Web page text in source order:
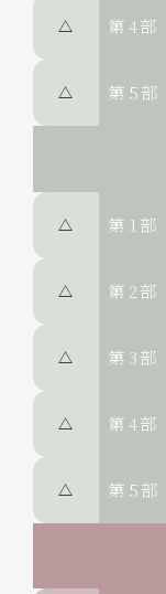
△ 第4部
△ 第5部
△ 第1部
△ 第2部
△ 第3部
△ 第4部
△ 第5部